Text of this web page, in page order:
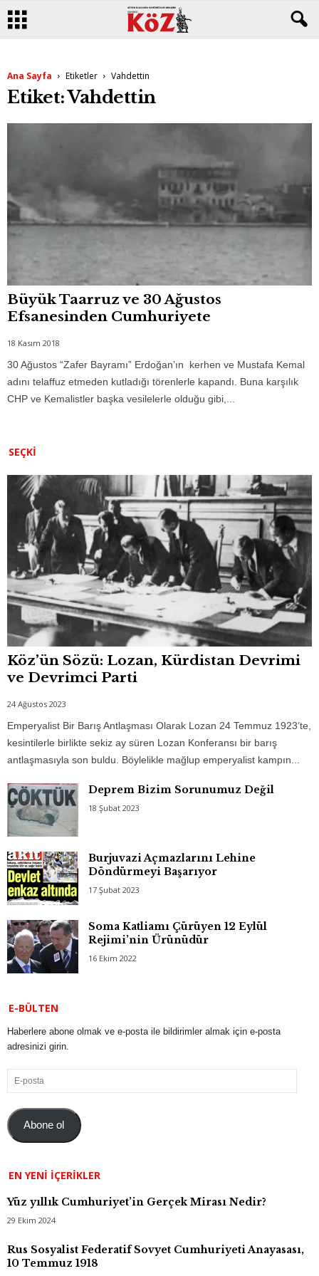
Ana Sayfa Etiketler Vahdettin
Etiket: Vahdettin
Büyük Taarruz ve 30 Ağustos
Efsanesinden Cumhuriyete
18 Kasım 2018
30 Ağustos “Zafer Bayramı” Erdoğan’ın kerhen ve Mustafa Kemal
adını telaffuz etmeden kutladığı törenlerle kapandı. Buna karşılık
CHP ve Kemalistler başka vesilelerle olduğu gibi,...
SEÇKI
Köz’ün Sözü: Lozan, Kürdistan Devrimi
ve Devrimci Parti
24 Ağustos 2023
Emperyalist Bir Barış Antlaşması Olarak Lozan 24 Temmuz 1923’te,
kesintilerle birlikte sekiz ay süren Lozan Konferansı bir barış
antlaşmasıyla son buldu. Böylelikle mağlup emperyalist kampın...
Deprem Bizim Sorunumuz Değil
18 Şubat 2023
Burjuvazi Açmazlarını Lehine
Döndürmeyi Başarıyor
17 Şubat 2023
Soma Katliamı Çürüyen 12 Eylül
Rejimi’nin Ürünüdür
16 Ekim 2022
E-BÜLTEN
Haberlere abone olmak ve e-posta ile bildirimler almak için e-posta
adresinizi girin.
E-
posta
Abone ol
EN YENI İÇERIKLER
Yüz yıllık Cumhuriyet’in Gerçek Mirası Nedir?
29 Ekim 2024
Rus Sosyalist Federatif Sovyet Cumhuriyeti Anayasası,
10 Temmuz 1918